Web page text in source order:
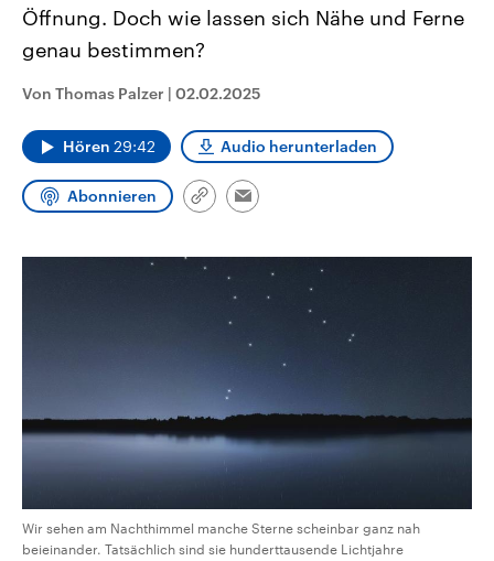
USA
Aktuelle Beiträge, Analysen und
Hintergründe
Wirtschaftlich und militärisch
den mächtigsten Ländern der Erde,
aktuelle Weltgeschehen.
Nahostkonflikt
Aktuelle Lage und
Diese wird wie die
Libanon vom Iran
Sendungen Programm
Öffnung. Doch wie lassen sich Nähe und Ferne
genau bestimmen?
Von Thomas Palzer | 02.02.2025
Hören 29:42 Audio herunterladen
Abonnieren
Link
Email
Wir sehen am Nachthimmel manche Sterne scheinbar ganz nah
beieinander. Tatsächlich sind sie hunderttausende Lichtjahre